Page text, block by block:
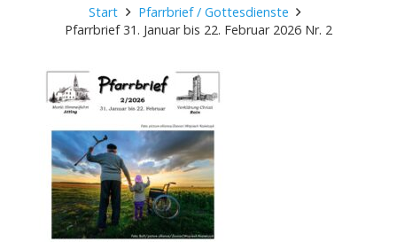
Start
Pfarrbrief / Gottesdienste
Pfarrbrief 31. Januar bis 22. Februar 2026 Nr. 2